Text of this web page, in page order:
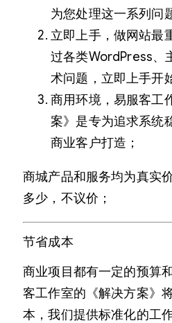
为您处理这一系列问
立即上手，做网站最
过各类WordPress、
术问题，立即上手开
商用环境，易服客工
案》是专为追求系统
商业客户打造；
商城产品和服务均为真实
多少，不议价；
节省成本
商业项目都有一定的预算
客工作室的《解决方案》
本，我们提供标准化的工